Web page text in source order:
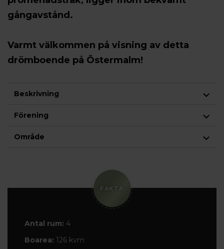
gångavstånd.
Varmt välkommen på visning av detta
drömboende på Östermalm!
Beskrivning
Förening
Område
FAKTA
Antal rum: 4
Boarea: 126 kvm